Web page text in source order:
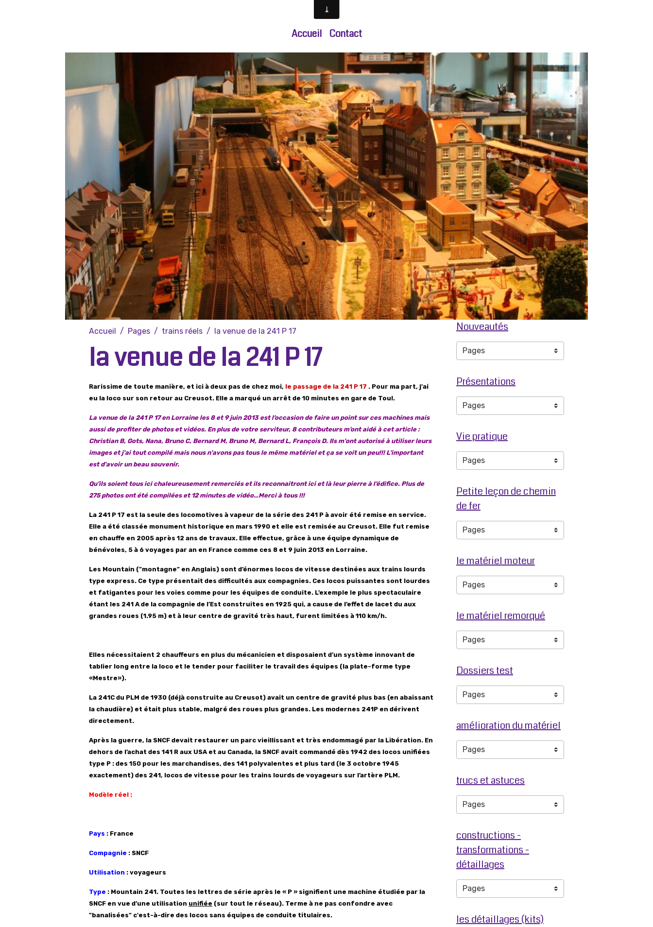
Accueil Contact
Accueil Pages trains réels la venue de la 241 P 17
la venue de la 241 P 17
Rarissime de toute manière, et ici à deux pas de chez moi, le passage de la 241 P 17 . Pour ma part, j'ai
eu la loco sur son retour au Creusot. Elle a marqué un arrêt de 10 minutes en gare de Toul.
La venue de la 241 P 17 en Lorraine les 8 et 9 juin 2013 est l’occasion de faire un point sur ces machines mais
aussi de profiter de photos et vidéos. En plus de votre serviteur, 8 contributeurs m’ont aidé à cet article :
Christian B, Gots, Nana, Bruno C, Bernard M, Bruno M, Bernard L, François D. Ils m'ont autorisé à utiliser leurs
images et j'ai tout compilé mais nous n'avons pas tous le même matériel et ça se voit un peu!!! L'important
est d'avoir un beau souvenir.
Qu’ils soient tous ici chaleureusement remerciés et ils reconnaitront ici et là leur pierre à l’édifice. Plus de
275 photos ont été compilées et 12 minutes de vidéo…Merci à tous !!!
La 241 P 17 est la seule des locomotives à vapeur de la série des 241 P à avoir été remise en service.
Elle a été classée monument historique en mars 1990 et elle est remisée au Creusot. Elle fut remise
en chauffe en 2005 après 12 ans de travaux. Elle effectue, grâce à une équipe dynamique de
bénévoles, 5 à 6 voyages par an en France comme ces 8 et 9 juin 2013 en Lorraine.
Les Mountain ("montagne" en Anglais) sont d’énormes locos de vitesse destinées aux trains lourds
type express. Ce type présentait des difficultés aux compagnies. Ces locos puissantes sont lourdes
et fatigantes pour les voies comme pour les équipes de conduite. L’exemple le plus spectaculaire
étant les 241 A de la compagnie de l’Est construites en 1925 qui, a cause de l’effet de lacet du aux
grandes roues (1.95 m) et à leur centre de gravité très haut, furent limitées à 110 km/h.
Elles nécessitaient 2 chauffeurs en plus du mécanicien et disposaient d’un système innovant de
tablier long entre la loco et le tender pour faciliter le travail des équipes (la plate-forme type
«Mestre»).
La 241C du PLM de 1930 (déjà construite au Creusot) avait un centre de gravité plus bas (en abaissant
la chaudière) et était plus stable, malgré des roues plus grandes. Les modernes 241P en dérivent
directement.
Après la guerre, la SNCF devait restaurer un parc vieillissant et très endommagé par la Libération. En
dehors de l’achat des 141 R aux USA et au Canada, la SNCF avait commandé dès 1942 des locos unifiées
type P : des 150 pour les marchandises, des 141 polyvalentes et plus tard (le 3 octobre 1945
exactement) des 241, locos de vitesse pour les trains lourds de voyageurs sur l’artère PLM.
Modèle réel :
Pays : France
Compagnie : SNCF
Utilisation : voyageurs
Type : Mountain 241. Toutes les lettres de série après le « P » signifient une machine étudiée par la
SNCF en vue d’une utilisation unifiée (sur tout le réseau). Terme à ne pas confondre avec
"banalisées" c'est-à-dire des locos sans équipes de conduite titulaires.
Nouveautés
Présentations
Vie pratique
Petite leçon de chemin
de fer
le matériel moteur
le matériel remorqué
Dossiers test
amélioration du matériel
trucs et astuces
constructions -
transformations -
détaillages
les détaillages (kits)